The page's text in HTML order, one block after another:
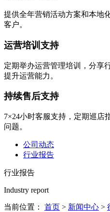
提供全年营销活动方案和本地
客户。
运营培训支持
定期举办运营管理培训，分享
提升运营能力。
持续售后支持
7×24小时客服支持，定期巡店
问题。
公司动态
行业报告
行业报告
Industry report
当前位置： 首页 > 新闻中心 >